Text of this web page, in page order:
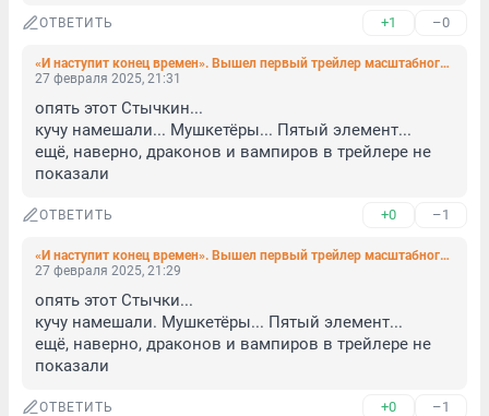
ОТВЕТИТЬ +1 –0
«И наступит конец времен». Вышел первый трейлер масштабного российского фэнтези-сериала «Этерна»
27 февраля 2025, 21:31
опять этот Стычкин...
кучу намешали... Мушкетёры... Пятый элемент...
ещё, наверно, драконов и вампиров в трейлере не
показали
ОТВЕТИТЬ +0 –1
«И наступит конец времен». Вышел первый трейлер масштабного российского фэнтези-сериала «Этерна»
27 февраля 2025, 21:29
опять этот Стычки...
кучу намешали. Мушкетёры... Пятый элемент...
ещё, наверно, драконов и вампиров в трейлере не
показали
ОТВЕТИТЬ +0 –1